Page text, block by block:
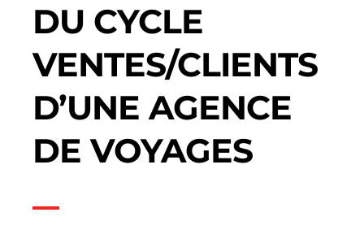
DU CYCLE
VENTES/CLIENTS
D’UNE AGENCE
DE VOYAGES